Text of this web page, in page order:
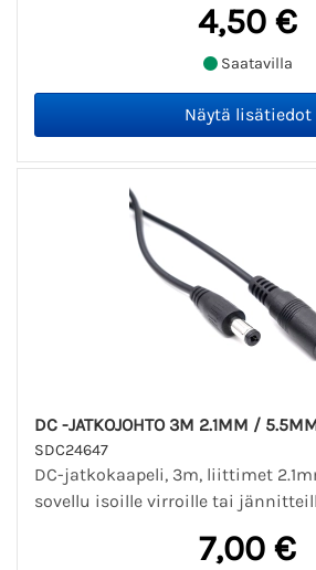
4,50 €
Saatavilla
DC -JATKOJOHTO 3M 2.1MM /
SDC24647
DC-jatkokaapeli, 3m, liittimet
sovellu isoille virroille tai
7,00 €